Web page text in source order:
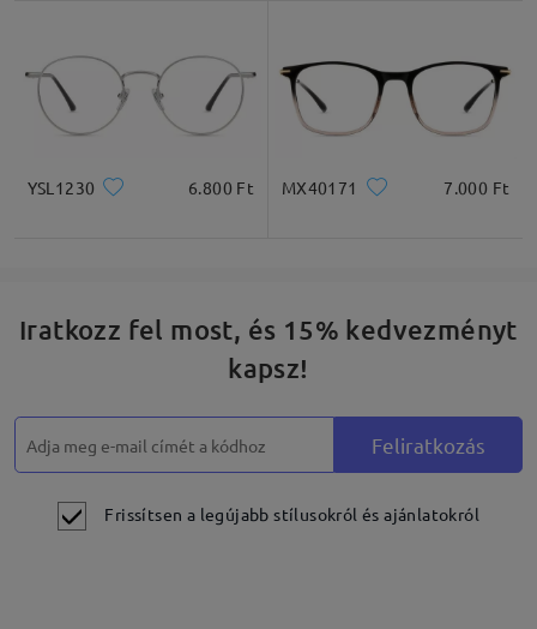
YSL1230 6.800 Ft MX40171 7.000 Ft
Iratkozz fel most, és 15% kedvezményt
kapsz!
Feliratkozás
Frissítsen a legújabb stílusokról és ajánlatokról